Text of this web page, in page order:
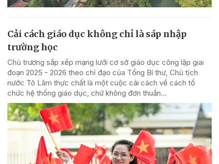
Cải cách giáo dục không chỉ là sáp nhập
trường học
Chủ trương sắp xếp mạng lưới cơ sở giáo dục công lập giai
đoạn 2025 - 2026 theo chỉ đạo của Tổng Bí thư, Chủ tịch
nước Tô Lâm thực chất là một cuộc cải cách về cách tổ
chức hệ thống giáo dục, chứ không đơn thuần...